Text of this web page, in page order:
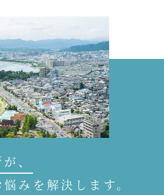
、
みを解決します。